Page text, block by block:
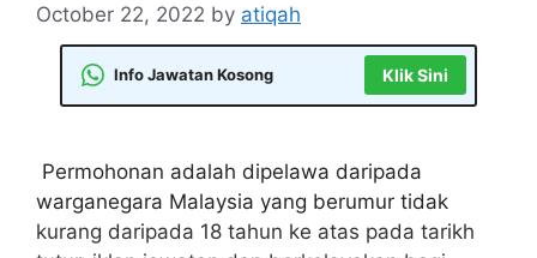
October 22, 2022 by atiqah
Info Jawatan Kosong Klik Sini
Permohonan adalah dipelawa daripada
warganegara Malaysia yang berumur tidak
kurang daripada 18 tahun ke atas pada tarikh